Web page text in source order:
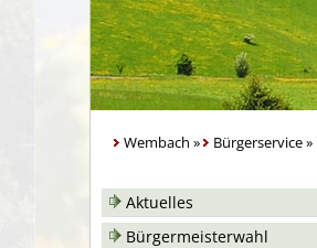
Wembach » Bürgerservice»
Aktuelles
Bürgermeisterwahl